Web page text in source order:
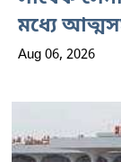
মধ্যে
Aug 06, 2026